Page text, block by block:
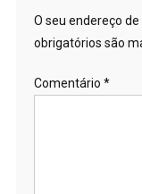
O seu endereço
obrigatórios são
Comentário *